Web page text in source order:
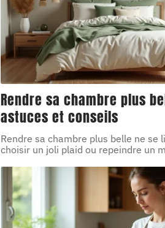
Rendre sa chambre plus
astuces et conseils
Rendre sa chambre plus belle ne se
choisir un joli plaid ou repeindre un